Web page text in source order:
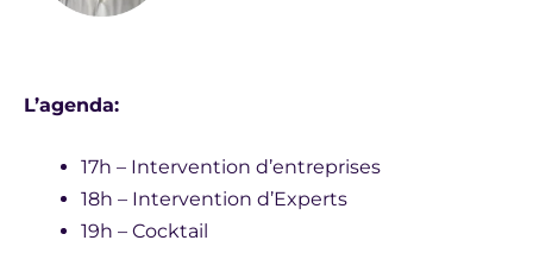
L’agenda:
17h – Intervention d’entreprises
18h – Intervention d’Experts
19h – Cocktail